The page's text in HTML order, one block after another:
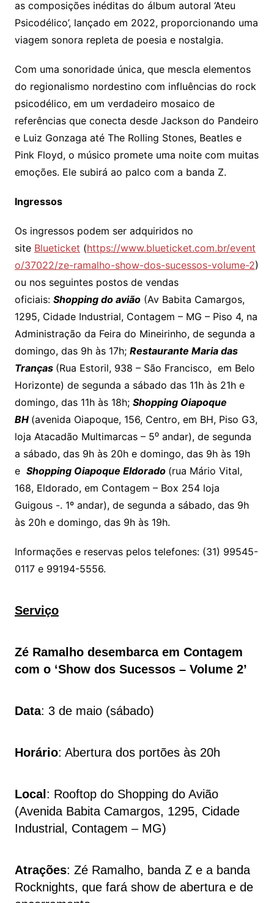
as composições inéditas do álbum autoral ‘Ateu
Psicodélico’, lançado em 2022, proporcionando uma
viagem sonora repleta de poesia e nostalgia.
Com uma sonoridade única, que mescla elementos
do regionalismo nordestino com influências do rock
psicodélico, em um verdadeiro mosaico de
referências que conecta desde Jackson do Pandeiro
e Luiz Gonzaga até The Rolling Stones, Beatles e
Pink Floyd, o músico promete uma noite com muitas
emoções. Ele subirá ao palco com a banda Z.
Ingressos
Os ingressos podem ser adquiridos no
site Blueticket (https://www.blueticket.com.br/event
o/37022/ze-ramalho-show-dos-sucessos-volume-2)
ou nos seguintes postos de vendas
oficiais: Shopping do avião(Av Babita Camargos,
1295, Cidade Industrial, Contagem – MG – Piso 4, na
Administração da Feira do Mineirinho, de segunda a
domingo, das 9h às 17h; Restaurante Maria das
Tranças (Rua Estoril, 938 – São Francisco, em Belo
Horizonte) de segunda a sábado das 11h às 21h e
domingo, das 11h às 18h; Shopping Oiapoque
BH (avenida Oiapoque, 156, Centro, em BH, Piso G3,
loja Atacadão Multimarcas – 5⁰ andar), de segunda
a sábado, das 9h às 20h e domingo, das 9h às 19h
e Shopping Oiapoque Eldorado (rua Mário Vital,
168, Eldorado, em Contagem – Box 254 loja
Guigous -. 1º andar), de segunda a sábado, das 9h
às 20h e domingo, das 9h às 19h.
Informações e reservas pelos telefones: (31) 99545-
0117 e 99194-5556.
Serviço
Zé Ramalho desembarca em Contagem
com o ‘Show dos Sucessos – Volume 2’
Data: 3 de maio (sábado)
Horário: Abertura dos portões às 20h
Local : Rooftop do Shopping do Avião
(Avenida Babita Camargos, 1295, Cidade
Industrial, Contagem – MG)
Atrações: Zé Ramalho, banda Z e a banda
Rocknights, que fará show de abertura e de